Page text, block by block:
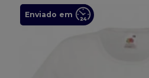
Enviado em